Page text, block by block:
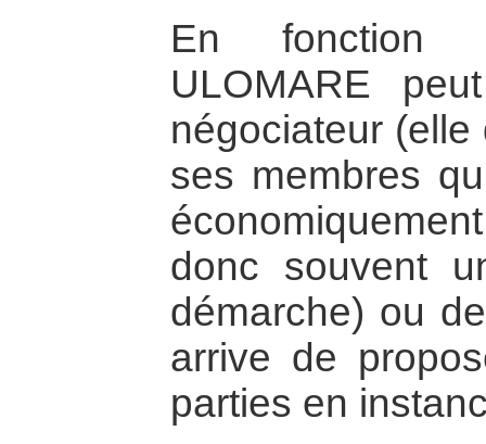
En fonction
ULOMARE
négociateur
ses membres
donc souvent
démarche) ou
arrive de
parties en